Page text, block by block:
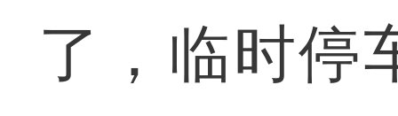
了，临时停